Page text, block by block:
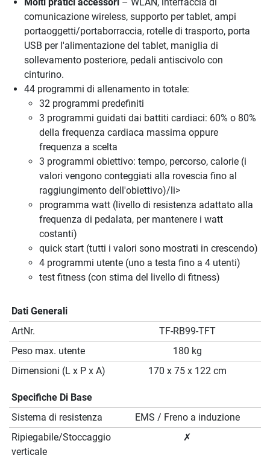
comunicazione wireless, supporto per tablet, ampi
portaoggetti/portaborraccia, rotelle di trasporto, porta
USB per l'alimentazione del tablet, maniglia di
sollevamento posteriore, pedali antiscivolo con
cinturino.
44 programmi di allenamento in totale:
32 programmi predefiniti
3 programmi guidati dai battiti cardiaci: 60% o 80%
della frequenza cardiaca massima oppure
frequenza a scelta
3 programmi obiettivo: tempo, percorso, calorie (i
valori vengono conteggiati alla rovescia fino al
raggiungimento dell'obiettivo)/li>
programma watt (livello di resistenza adattato alla
frequenza di pedalata, per mantenere i watt
costanti)
quick start (tutti i valori sono mostrati in crescendo)
4 programmi utente (uno a testa fino a 4 utenti)
test fitness (con stima del livello di fitness)
Dati Generali
ArtNr.
TF-RB99-TFT
Peso max. utente
180 kg
Dimensioni (L x P x A)
170 x 75 x 122 cm
Specifiche Di Base
Sistema di resistenza
EMS / Freno a induzione
Ripiegabile/Stoccaggio
verticale
✗